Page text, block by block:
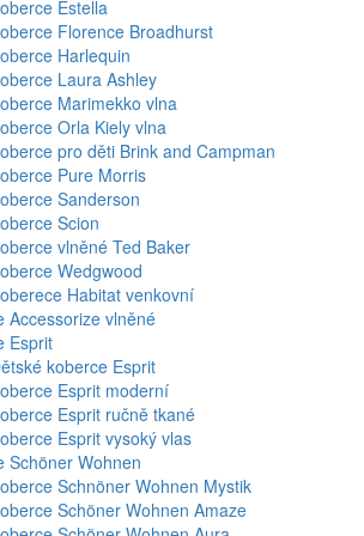
Estella
Florence Broadhurst
Harlequin
Laura Ashley
Marimekko vlna
Orla Kiely vlna
pro děti Brink and Campman
Pure Morris
Sanderson
Scion
vlněné Ted Baker
Wedgwood
Habitat venkovní
Accessorize vlněné
Esprit
koberce Esprit
Esprit moderní
Esprit ručně tkané
Esprit vysoký vlas
Schöner Wohnen
Schnöner Wohnen Mystik
Schöner Wohnen Amaze